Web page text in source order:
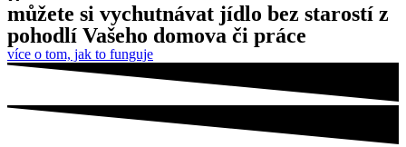
můžete si vychutnávat jídlo bez starostí z
pohodlí Vašeho domova či práce
více o tom, jak to funguje